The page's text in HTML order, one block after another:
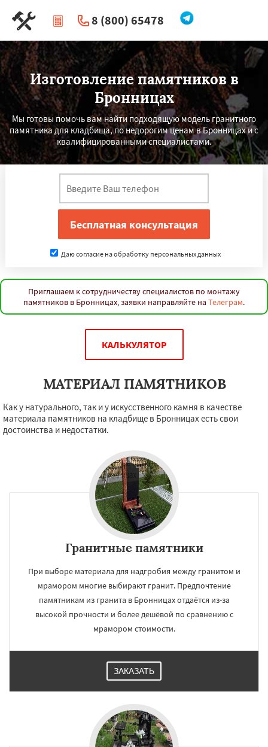
8 (800) 65478
| Перезвоните мне
Изготовление памятников в
Бронницах
Мы готовы помочь вам найти подходящую модель гранитного
памятника для кладбища, по недорогим ценам в Бронницах и с
квалифицированными специалистами.
Даю согласие на обработку персональных данных
Приглашаем к сотрудничеству специалистов по монтажу
памятников в Бронницах, заявки направляйте на Телеграм.
КАЛЬКУЛЯТОР
МАТЕРИАЛ ПАМЯТНИКОВ
Как у натурального, так и у искусственного камня в качестве
материала памятников на кладбище в Бронницах есть свои
достоинства и недостатки.
Гранитные памятники
При выборе материала для надгробия между гранитом и
мрамором многие выбирают гранит. Предпочтение
памятникам из гранита в Бронницах отдаётся из-за
высокой прочности и более дешёвой по сравнению с
мрамором стоимости.
ЗАКАЗАТЬ